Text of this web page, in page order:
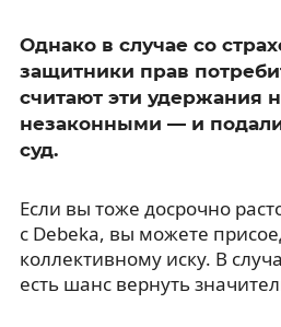
Однако в случае со
защитники прав
считают эти удержания
незаконными — и
суд.
Если вы тоже досрочно
с Debeka, вы можете
коллективному иску. В
есть шанс вернуть